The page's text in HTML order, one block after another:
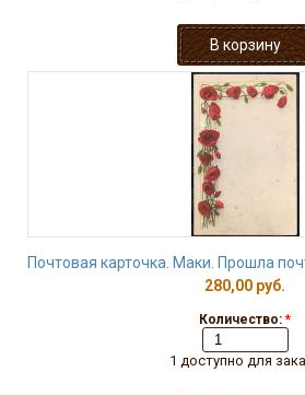
Почтовая карточка. Маки. Прошла
280,00 руб.
Количество: *
1 доступно для